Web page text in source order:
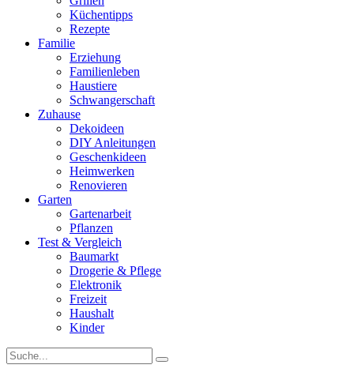
Küchentipps
Rezepte
Familie
Erziehung
Familienleben
Haustiere
Schwangerschaft
Zuhause
Dekoideen
DIY Anleitungen
Geschenkideen
Heimwerken
Renovieren
Garten
Gartenarbeit
Pflanzen
Test & Vergleich
Baumarkt
Drogerie & Pflege
Elektronik
Freizeit
Haushalt
Kinder